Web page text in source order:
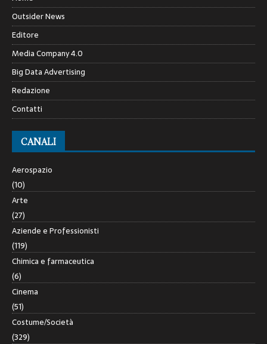
Outsider News
Editore
Media Company 4.0
Big Data Advertising
Redazione
Contatti
CANALI
Aerospazio
(10)
Arte
(27)
Aziende e Professionisti
(119)
Chimica e farmaceutica
(6)
Cinema
(51)
Costume/Società
(329)